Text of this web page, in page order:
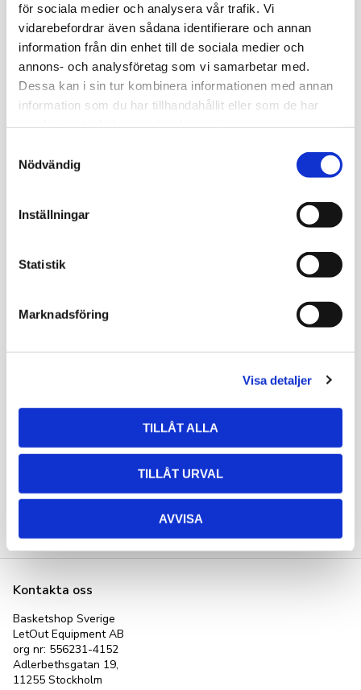
för sociala medier och analysera vår trafik. Vi
vidarebefordrar även sådana identifierare och annan
information från din enhet till de sociala medier och
annons- och analysföretag som vi samarbetar med.
Dessa kan i sin tur kombinera informationen med annan
information som du har tillhandahållit eller som de har
Nödvändig
Inställningar
Statistik
Marknadsföring
Visa detaljer
TILLÅT ALLA
TILLÅT URVAL
AVVISA
Du
Relaterade produkter
Sweatshirt Svart
Sweatpants Svart
Mjuka och sköna Kobe
Bryant sweatpants från
Nike Basketball i 100%
Therma FIT teknik.
899
Kontakta oss
Basketshop Sverige
LetOut Equipment AB
org nr: 556231-4152
Adlerbethsgatan 19,
11255 Stockholm